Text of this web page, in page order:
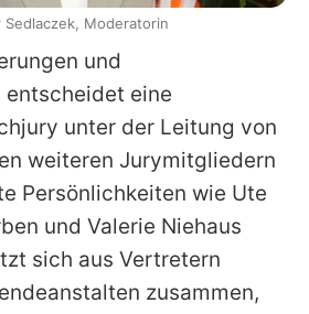
und
entscheidet eine
unter der Leitung von
weiteren Jurymitgliedern
Persönlichkeiten wie Ute
und Valerie Niehaus
sich aus Vertretern
zusammen,
Sedlaczek, Moderatorin